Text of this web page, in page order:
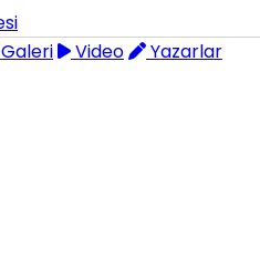
Galeri Video
Yazarlar